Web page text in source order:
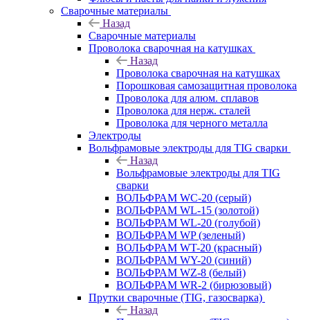
Сварочные материалы
Назад
Сварочные материалы
Проволока сварочная на катушках
Назад
Проволока сварочная на катушках
Порошковая самозащитная проволока
Проволока для алюм. сплавов
Проволока для нерж. сталей
Проволока для черного металла
Электроды
Вольфрамовые электроды для TIG сварки
Назад
Вольфрамовые электроды для TIG
сварки
ВОЛЬФРАМ WC-20 (серый)
ВОЛЬФРАМ WL-15 (золотой)
ВОЛЬФРАМ WL-20 (голубой)
ВОЛЬФРАМ WP (зеленый)
ВОЛЬФРАМ WT-20 (красный)
ВОЛЬФРАМ WY-20 (синий)
ВОЛЬФРАМ WZ-8 (белый)
ВОЛЬФРАМ WR-2 (бирюзовый)
Прутки сварочные (TIG, газосварка)
Назад